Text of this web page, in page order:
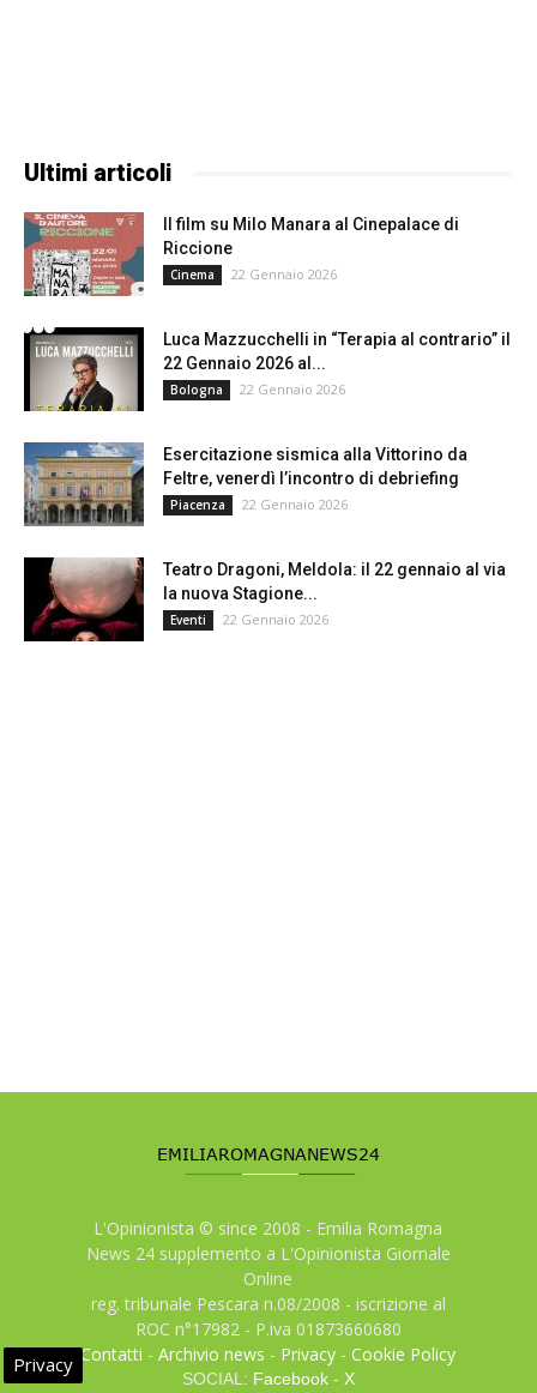
Ultimi articoli
Il film su Milo Manara al Cinepalace di
Riccione
Cinema 22 Gennaio 2026
Luca Mazzucchelli in “Terapia al contrario” il
22 Gennaio 2026 al...
Bologna 22 Gennaio 2026
Esercitazione sismica alla Vittorino da
Feltre, venerdì l’incontro di debriefing
Piacenza 22 Gennaio 2026
Teatro Dragoni, Meldola: il 22 gennaio al via
la nuova Stagione...
Eventi 22 Gennaio 2026
L'Opinionista © since 2008 - Emilia Romagna
News 24 supplemento a L'Opinionista Giornale
Online
reg. tribunale Pescara n.08/2008 - iscrizione al
ROC n°17982 - P.iva 01873660680
Contatti -Archivio news - Privacy -Cookie Policy
SOCIAL: Facebook- X
Privacy